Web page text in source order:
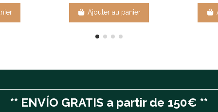
Ajouter au panier
** ENVÍO GRATIS a partir de 150€ **